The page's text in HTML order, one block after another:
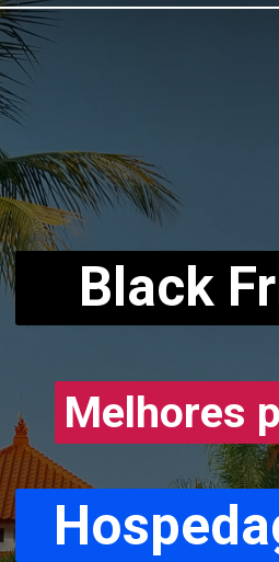
Melhores
Melhores
Black